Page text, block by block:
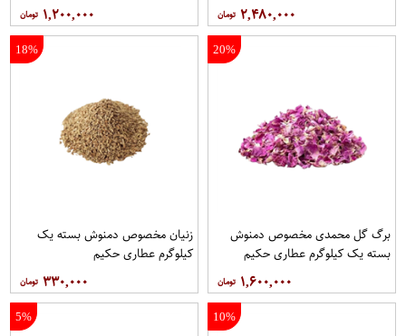
۲,۴۸۰,۰۰۰ ۱,۲۰۰,۰۰۰
20%
برگ گل محمدی مخصوص دمنوش
بسته یک کیلوگرم عطاری حکیم
۱,۶۰۰,۰۰۰
18%
زنیان مخصوص دمنوش بسته یک
کیلوگرم عطاری حکیم
۳۳۰,۰۰۰
10%
5%